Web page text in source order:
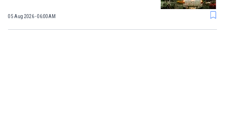
05 Aug 2026 - 06:00AM